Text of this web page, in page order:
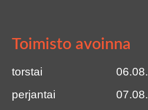
Toimisto avoinna
torstai 06.08.
perjantai
07.08.